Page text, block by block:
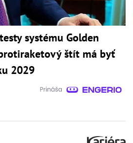
systému Golden
štít má byť
2029